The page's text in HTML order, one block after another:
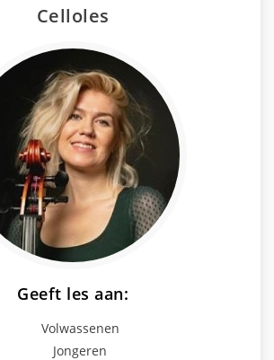
Celloles
Geeft les aan:
Volwassenen
Jongeren